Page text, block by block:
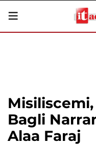
Bagli
Alaa Faraj